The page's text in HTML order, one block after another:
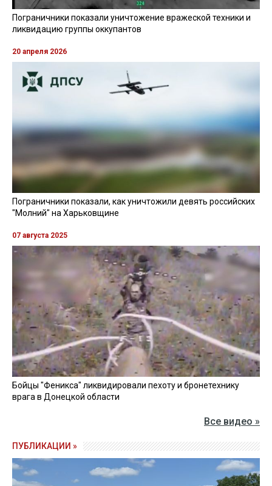
Пограничники показали уничтожение вражеской техники и
ликвидацию группы оккупантов
20 апреля 2026
Пограничники показали, как уничтожили девять российских
"Молний" на Харьковщине
07 августа 2025
Бойцы "Феникса" ликвидировали пехоту и бронетехнику
врага в Донецкой области
Все видео »
ПУБЛИКАЦИИ »